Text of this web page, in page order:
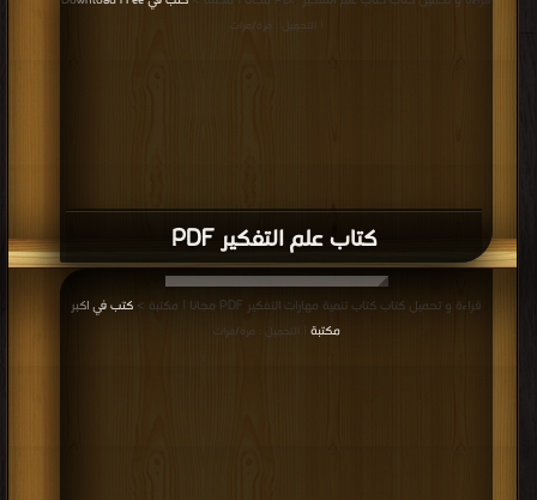
كتاب علم التفكير PDF
| التحميل : مرة/مرات
قراءة و تحميل كتاب كتاب تنمية مهارات التفكير PDF مجانا | مكتبة >
كتب في اكبر
مكتبة
| التحميل : مرة/مرات